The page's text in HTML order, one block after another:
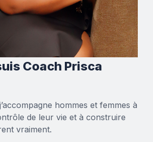
Coach Prisca
hommes et femmes à
de leur vie et à construire
vraiment.